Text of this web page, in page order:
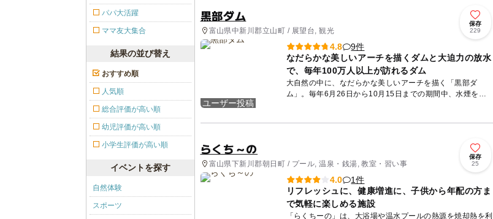
黒部ダム
富山県中新川郡立山町 / 展望台, 観光
保存
229
ユーザー投稿
4.8
9件
なだらかな美しいアーチを描くダムと大迫力の放水
で、毎年100万人以上が訪れるダム
大自然の中に、なだらかな美しいアーチを描く「黒部ダ
ム」。毎年6月26日から10月15日までの期間中、水煙をあ
らくち～の
富山県下新川郡朝日町 / プール, 温泉・銭湯, 教室・習い事
保存
25
4.0
1件
リフレッシュに、健康増進に、子供から年配の方ま
で気軽に楽しめる施設
「らくちーの」は、大浴場や温水プールの熱源を焼却熱を利
パパ大活躍
ママ友大集合
結果の並び替え
おすすめ順
人気順
総合評価が高い順
幼児評価が高い順
小学生評価が高い順
イベントを探す
自然体験
スポーツ